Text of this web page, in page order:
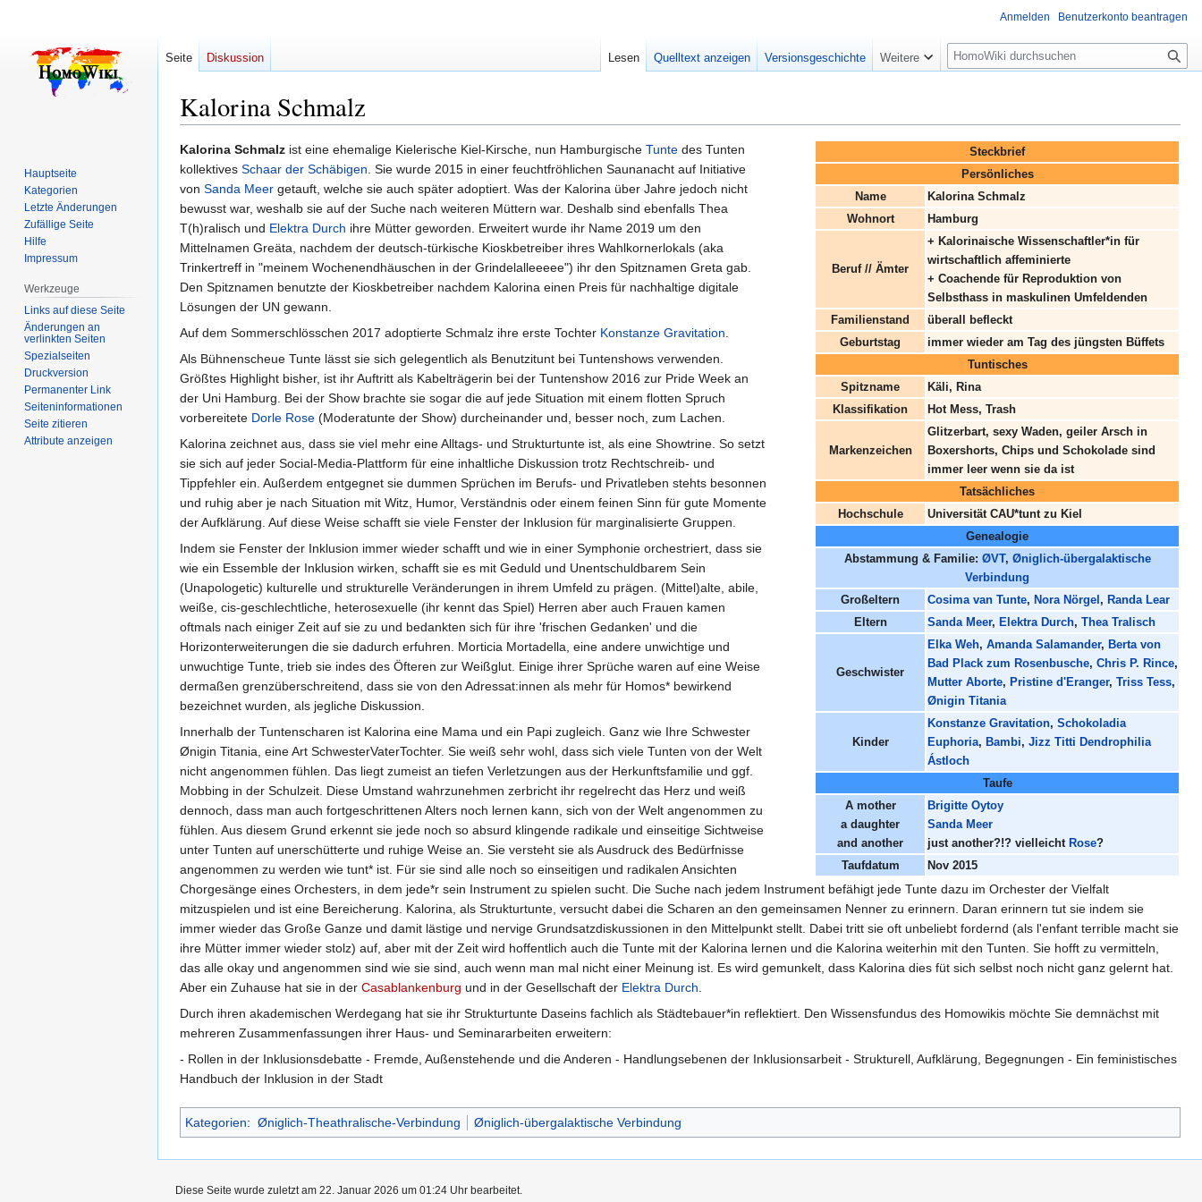
Kalorina Schmalz
Zur
Navigation
springen
Zur
Suche
springen
Steckbrief
Persönliches
Name
Kalorina Schmalz
Wohnort
Hamburg
Beruf // Ämter
+ Kalorinaische Wissenschaftler*in für
wirtschaftlich affeminierte
+ Coachende für Reproduktion von
Selbsthass in maskulinen Umfeldenden
Familienstand
überall befleckt
Geburtstag
immer wieder am Tag des jüngsten Büffets
Tuntisches
Spitzname
Käli, Rina
Klassifikation
Hot Mess, Trash
Markenzeichen
Glitzerbart, sexy Waden, geiler Arsch in
Boxershorts, Chips und Schokolade sind
immer leer wenn sie da ist
Tatsächliches
Hochschule
Universität CAU*tunt zu Kiel
Genealogie
Abstammung & Familie: ØVT, Øniglich-übergalaktische
Verbindung
Großeltern
Cosima van Tunte, Nora Nörgel , Randa Lear
Eltern
Sanda Meer, Elektra Durch, Thea Tralisch
Geschwister
Elka Weh, Amanda Salamander, Berta von
Bad Plack zum Rosenbusche, Chris P. Rince,
Mutter Aborte, Pristine d'Eranger, Triss Tess,
Ønigin Titania
Kinder
Konstanze Gravitation, Schokoladia
Euphoria, Bambi, Jizz Titti Dendrophilia
Ástloch
Taufe
A mother
a daughter
and another
Brigitte Oytoy
Sanda Meer
just another?!? vielleicht Rose?
Taufdatum
Nov 2015
Kalorina Schmalz ist eine ehemalige Kielerische Kiel-Kirsche, nun Hamburgische Tunte des Tunten
kollektives Schaar der Schäbigen. Sie wurde 2015 in einer feuchtfröhlichen Saunanacht auf Initiative
von Sanda Meer getauft, welche sie auch später adoptiert. Was der Kalorina über Jahre jedoch nicht
bewusst war, weshalb sie auf der Suche nach weiteren Müttern war. Deshalb sind ebenfalls Thea
T(h)ralisch und Elektra Durch ihre Mütter geworden. Erweitert wurde ihr Name 2019 um den
Mittelnamen Greäta, nachdem der deutsch-türkische Kioskbetreiber ihres Wahlkornerlokals (aka
Trinkertreff in "meinem Wochenendhäuschen in der Grindelalleeeee") ihr den Spitznamen Greta gab.
Den Spitznamen benutzte der Kioskbetreiber nachdem Kalorina einen Preis für nachhaltige digitale
Lösungen der UN gewann.
Auf dem Sommerschlösschen 2017 adoptierte Schmalz ihre erste Tochter Konstanze Gravitation.
Als Bühnenscheue Tunte lässt sie sich gelegentlich als Benutzitunt bei Tuntenshows verwenden.
Größtes Highlight bisher, ist ihr Auftritt als Kabelträgerin bei der Tuntenshow 2016 zur Pride Week an
der Uni Hamburg. Bei der Show brachte sie sogar die auf jede Situation mit einem flotten Spruch
vorbereitete Dorle Rose (Moderatunte der Show) durcheinander und, besser noch, zum Lachen.
Kalorina zeichnet aus, dass sie viel mehr eine Alltags- und Strukturtunte ist, als eine Showtrine. So setzt
sie sich auf jeder Social-Media-Plattform für eine inhaltliche Diskussion trotz Rechtschreib- und
Tippfehler ein. Außerdem entgegnet sie dummen Sprüchen im Berufs- und Privatleben stehts besonnen
und ruhig aber je nach Situation mit Witz, Humor, Verständnis oder einem feinen Sinn für gute Momente
der Aufklärung. Auf diese Weise schafft sie viele Fenster der Inklusion für marginalisierte Gruppen.
Indem sie Fenster der Inklusion immer wieder schafft und wie in einer Symphonie orchestriert, dass sie
wie ein Essemble der Inklusion wirken, schafft sie es mit Geduld und Unentschuldbarem Sein
(Unapologetic) kulturelle und strukturelle Veränderungen in ihrem Umfeld zu prägen. (Mittel)alte, abile,
weiße, cis-geschlechtliche, heterosexuelle (ihr kennt das Spiel) Herren aber auch Frauen kamen
oftmals nach einiger Zeit auf sie zu und bedankten sich für ihre 'frischen Gedanken' und die
Horizonterweiterungen die sie dadurch erfuhren. Morticia Mortadella, eine andere unwichtige und
unwuchtige Tunte, trieb sie indes des Öfteren zur Weißglut. Einige ihrer Sprüche waren auf eine Weise
dermaßen grenzüberschreitend, dass sie von den Adressat:innen als mehr für Homos* bewirkend
bezeichnet wurden, als jegliche Diskussion.
Innerhalb der Tuntenscharen ist Kalorina eine Mama und ein Papi zugleich. Ganz wie Ihre Schwester
Ønigin Titania, eine Art SchwesterVaterTochter. Sie weiß sehr wohl, dass sich viele Tunten von der Welt
nicht angenommen fühlen. Das liegt zumeist an tiefen Verletzungen aus der Herkunftsfamilie und ggf.
Mobbing in der Schulzeit. Diese Umstand wahrzunehmen zerbricht ihr regelrecht das Herz und weiß
dennoch, dass man auch fortgeschrittenen Alters noch lernen kann, sich von der Welt angenommen zu
fühlen. Aus diesem Grund erkennt sie jede noch so absurd klingende radikale und einseitige Sichtweise
unter Tunten auf unerschütterte und ruhige Weise an. Sie versteht sie als Ausdruck des Bedürfnisse
angenommen zu werden wie tunt* ist. Für sie sind alle noch so einseitigen und radikalen Ansichten
Chorgesänge eines Orchesters, in dem jede*r sein Instrument zu spielen sucht. Die Suche nach jedem Instrument befähigt jede Tunte dazu im Orchester der Vielfalt
mitzuspielen und ist eine Bereicherung. Kalorina, als Strukturtunte, versucht dabei die Scharen an den gemeinsamen Nenner zu erinnern. Daran erinnern tut sie indem sie
immer wieder das Große Ganze und damit lästige und nervige Grundsatzdiskussionen in den Mittelpunkt stellt. Dabei tritt sie oft unbeliebt fordernd (als l'enfant terrible macht sie
ihre Mütter immer wieder stolz) auf, aber mit der Zeit wird hoffentlich auch die Tunte mit der Kalorina lernen und die Kalorina weiterhin mit den Tunten. Sie hofft zu vermitteln,
das alle okay und angenommen sind wie sie sind, auch wenn man mal nicht einer Meinung ist. Es wird gemunkelt, dass Kalorina dies füt sich selbst noch nicht ganz gelernt hat.
Aber ein Zuhause hat sie in der Casablankenburg und in der Gesellschaft der Elektra Durch.
Durch ihren akademischen Werdegang hat sie ihr Strukturtunte Daseins fachlich als Städtebauer*in reflektiert. Den Wissensfundus des Homowikis möchte Sie demnächst mit
mehreren Zusammenfassungen ihrer Haus- und Seminararbeiten erweitern:
- Rollen in der Inklusionsdebatte - Fremde, Außenstehende und die Anderen - Handlungsebenen der Inklusionsarbeit - Strukturell, Aufklärung, Begegnungen - Ein feministisches
Handbuch der Inklusion in der Stadt
Kategorien: Øniglich-Theathralische-Verbindung Øniglich-übergalaktische Verbindung
Anmelden Benutzerkonto beantragen
Seite Diskussion Lesen Quelltext anzeigen Versionsgeschichte Weitere
Suche
Hauptseite
Kategorien
Letzte Änderungen
Zufällige Seite
Hilfe
Impressum
Werkzeuge
Links auf diese Seite
Änderungen an
verlinkten Seiten
Spezialseiten
Druckversion
Permanenter Link
Seiten­­informationen
Seite zitieren
Attribute anzeigen
Diese Seite wurde zuletzt am 22. Januar 2026 um 01:24 Uhr bearbeitet.